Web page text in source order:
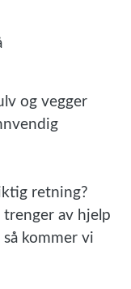
og vegger
retning?
trenger av hjelp
kommer vi